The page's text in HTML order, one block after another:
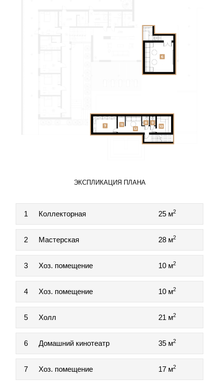
ЭКСПЛИКАЦИЯ ПЛАНА
1 Коллекторная 25 м2
2 Мастерская 28 м2
3 Хоз. помещение 10 м2
4 Хоз. помещение 10 м2
5 Холл 21 м2
6 Домашний кинотеатр 35 м2
7 Хоз. помещение 17 м2